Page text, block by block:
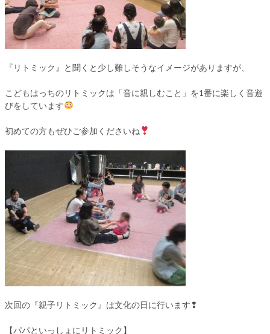
『リトミック』と聞くと少し難しそうなイメージがありますが、
こどもはっちのリトミックは「音に親しむこと」を1番に楽しく音遊
びをしています
初めての方もぜひご参加くださいね
次回の『親子リトミック』は文化の日に行います❢
【パパといっしょにリトミック】